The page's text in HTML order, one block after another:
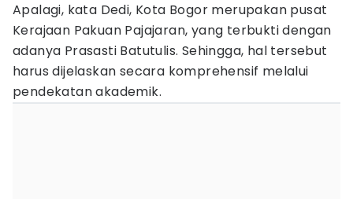
Apalagi, kata Dedi, Kota Bogor merupakan pusat
Kerajaan Pakuan Pajajaran, yang terbukti dengan
adanya Prasasti Batutulis. Sehingga, hal tersebut
harus dijelaskan secara komprehensif melalui
pendekatan akademik.